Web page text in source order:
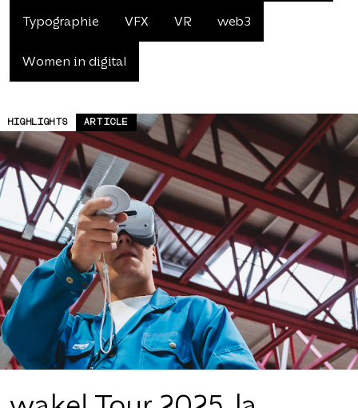
Typographie VFX VR web3
Women in digital
HIGH­LIGHTS ARTICLE